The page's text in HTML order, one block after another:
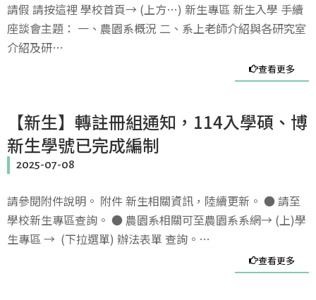
請假 請按這裡 學校首頁→ (上方…) 新生專區 新生入學 手續
座談會主題： 一、農園系概況 二、系上老師介紹與各研究室
介紹及研…
查看更多
【新生】轉註冊組通知，114入學碩、博
新生學號已完成編制
2025-07-08
請參閱附件說明。 附件 新生相關資訊，陸續更新。 ● 請至
學校新生專區查詢。 ● 農園系相關可至農園系系網→ (上)學
生專區 → (下拉選單) 辦法表單 查詢。…
查看更多